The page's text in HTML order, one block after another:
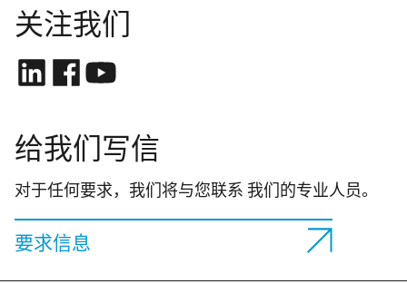
关注我们
给我们写信
对于任何要求，我们将与您联系 我们的专业人员。
要求信息